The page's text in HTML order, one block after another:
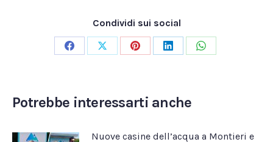
Condividi sui social
CondividiCondividiCondividiCondividiCondividi
Potrebbe interessarti anche
Nuove casine dell’acqua a Montieri e